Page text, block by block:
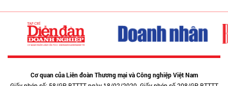
Cơ quan của Liên đoàn Thương mại và Công nghiệp Việt Nam